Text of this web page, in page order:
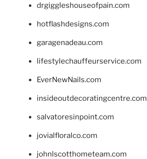
drgiggleshouseofpain.com
hotflashdesigns.com
garagenadeau.com
lifestylechauffeurservice.com
EverNewNails.com
insideoutdecoratingcentre.com
salvatoresinpoint.com
jovialfloralco.com
johnlscotthometeam.com